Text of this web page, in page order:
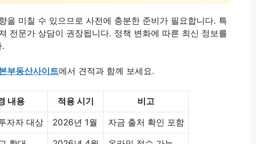
을 미칠 수 있으므로 사전에 충분한 준비가 필요합니다. 특
전문가 상담이 권장됩니다. 정책 변화에 따른 최신 정보를
.
부동산사이트에서 견적과 함께 보세요.
내용 적용 시기 비고
자자 대상 2026년 1월 자금 출처 확인 포함